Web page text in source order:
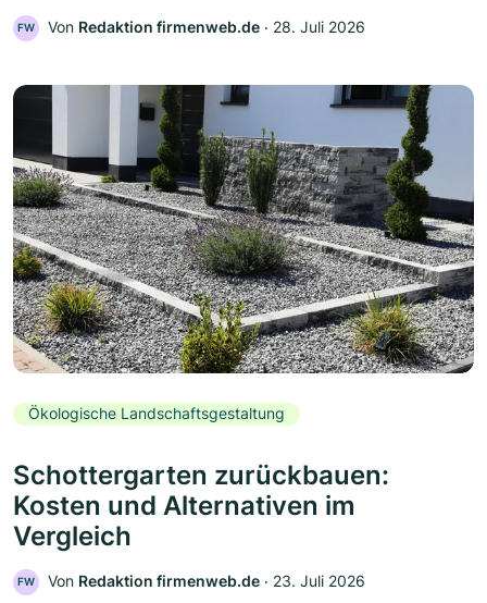
FW Von Redaktion firmenweb.de ‧ 28. Juli 2026
Ökologische Landschaftsgestaltung
Schottergarten zurückbauen:
Kosten und Alternativen im
Vergleich
FW Von Redaktion firmenweb.de ‧ 23. Juli 2026